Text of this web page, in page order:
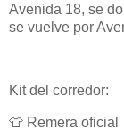
Avenida 18, se
se vuelve por
Kit del corredor:
👕 Remera oficial